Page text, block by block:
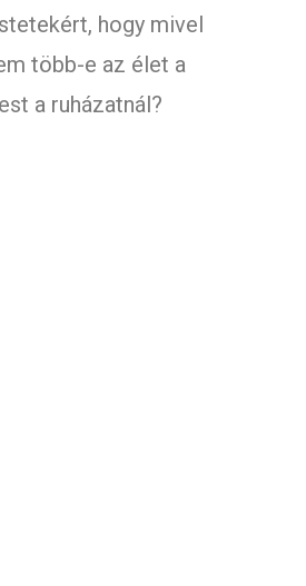
hogy mivel
több-e az élet a
a ruházatnál?